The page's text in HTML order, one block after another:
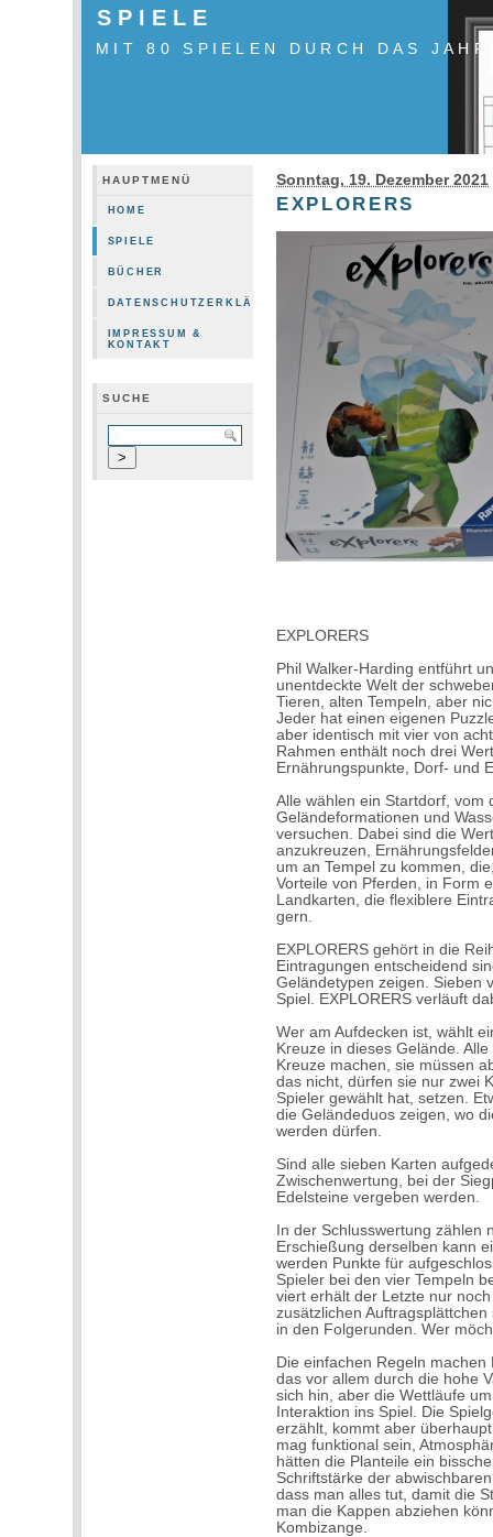
SPIELE
MIT 80 SPIELEN DURCH DAS JAHR
HAUPTMENÜ
HOME
SPIELE
BÜCHER
DATENSCHUTZERKLÄRUNG
IMPRESSUM &
KONTAKT
SUCHE
Sonntag, 19. Dezember 2021
EXPLORERS
EXPLORERS
Phil Walker-Harding entführt
unentdeckte Welt der
Tieren, alten Tempeln, aber
Jeder hat einen eigenen
aber identisch mit vier von
Rahmen enthält noch drei
Ernährungspunkte, Dorf- und
Alle wählen ein Startdorf, vom
Geländeformationen und
versuchen. Dabei sind die
anzukreuzen,
um an Tempel zu kommen,
Vorteile von Pferden, in Form
Landkarten, die flexiblere
gern.
EXPLORERS gehört in die
Eintragungen entscheidend
Geländetypen zeigen. Sieben
Spiel. EXPLORERS verläuft
Wer am Aufdecken ist, wählt
Kreuze in dieses Gelände.
Kreuze machen, sie müssen
das nicht, dürfen sie nur zwei
Spieler gewählt hat, setzen.
die Geländeduos zeigen, wo
werden dürfen.
Sind alle sieben Karten
Zwischenwertung, bei der
Edelsteine vergeben werden.
In der Schlusswertung zählen
Erschießung derselben kann
werden Punkte für
Spieler bei den vier Tempeln
viert erhält der Letzte nur
zusätzlichen
in den Folgerunden. Wer
Die einfachen Regeln
das vor allem durch die hohe
sich hin, aber die Wettläufe
Interaktion ins Spiel. Die
erzählt, kommt aber
mag funktional sein,
hätten die Planteile ein
Schriftstärke der
dass man alles tut, damit die
man die Kappen abziehen
Kombizange.